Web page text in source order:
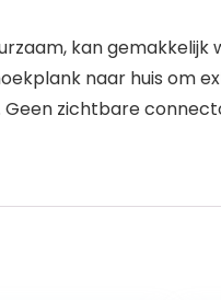
kan
naar huis om
zichtbare